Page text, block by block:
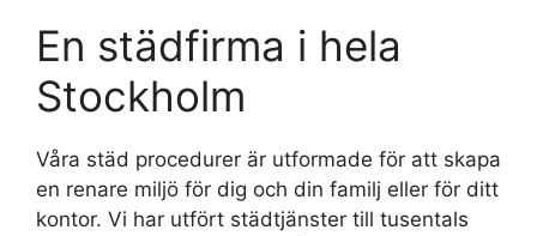
En städfirma i hela
Stockholm
Våra städ procedurer är utformade för att skapa
en renare miljö för dig och din familj eller för ditt
kontor. Vi har utfört städtjänster till tusentals